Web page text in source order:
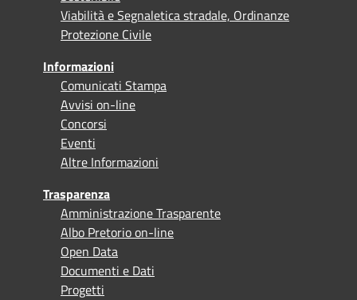
Viabilità e Segnaletica stradale, Ordinanze
Protezione Civile
Informazioni
Comunicati Stampa
Avvisi on-line
Concorsi
Eventi
Altre Informazioni
Trasparenza
Amministrazione Trasparente
Albo Pretorio on-line
Open Data
Documenti e Dati
Progetti